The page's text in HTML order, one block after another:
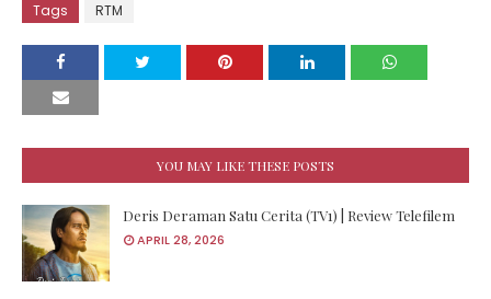
Tags RTM
YOU MAY LIKE THESE POSTS
Deris Deraman Satu Cerita (TV1) | Review Telefilem
APRIL 28, 2026